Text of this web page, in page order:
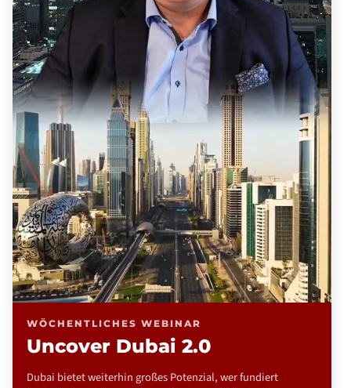
WÖCHENTLICHES WEBINAR
Uncover Dubai 2.0
Dubai bietet weiterhin großes Potenzial, wer fundiert